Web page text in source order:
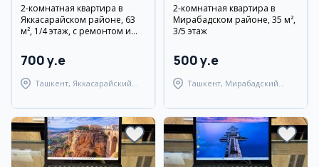
2-комнатная квартира в
Яккасарайском районе, 63
м², 1/4 этаж, с ремонтом и
700 y.e
Ташкент, Яккасарайский
2-комнатная квартира в
Мирабадском районе, 35 м²,
3/5 этаж
500 y.e
Ташкент, Мирабадский